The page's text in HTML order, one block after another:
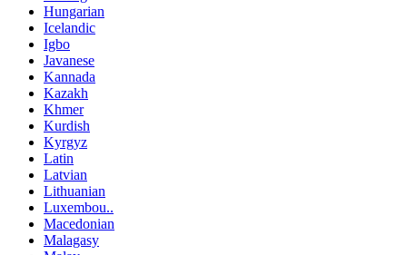
Hungarian
Icelandic
Igbo
Javanese
Kannada
Kazakh
Khmer
Kurdish
Kyrgyz
Latin
Latvian
Lithuanian
Luxembou..
Macedonian
Malagasy